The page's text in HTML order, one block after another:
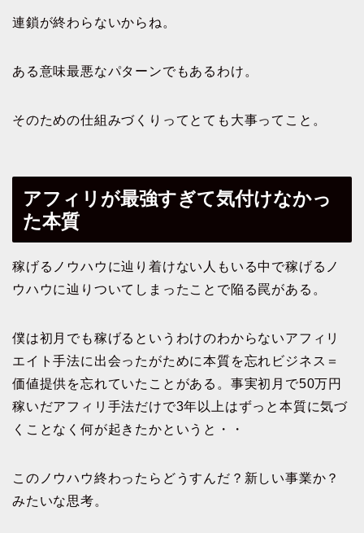
連鎖が終わらないからね。
ある意味最悪なパターンでもあるわけ。
そのための仕組みづくりってとても大事ってこと。
アフィリが最強すぎて気付けなかっ
た本質
稼げるノウハウに辿り着けない人もいる中で稼げるノ
ウハウに辿りついてしまったことで陥る罠がある。
僕は初月でも稼げるというわけのわからないアフィリ
エイト手法に出会ったがために本質を忘れビジネス＝
価値提供を忘れていたことがある。事実初月で50万円
稼いだアフィリ手法だけで3年以上はずっと本質に気づ
くことなく何が起きたかというと・・
このノウハウ終わったらどうすんだ？新しい事業か？
みたいな思考。